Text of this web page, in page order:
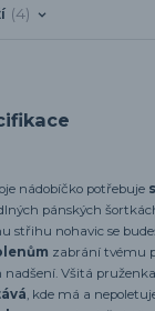
4
nádobíčko potřebuje
pánských
střihu nohavic se
zabrání tvému
nadšení. Všitá
, kde má a